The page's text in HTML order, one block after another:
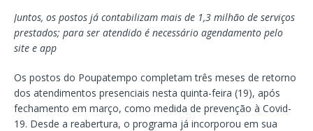
Juntos, os postos já contabilizam mais de 1,3 milhão de serviços
prestados; para ser atendido é necessário agendamento pelo
site e app
Os postos do Poupatempo completam três meses de retorno
dos atendimentos presenciais nesta quinta-feira (19), após
fechamento em março, como medida de prevenção à Covid-
19. Desde a reabertura, o programa já incorporou em sua